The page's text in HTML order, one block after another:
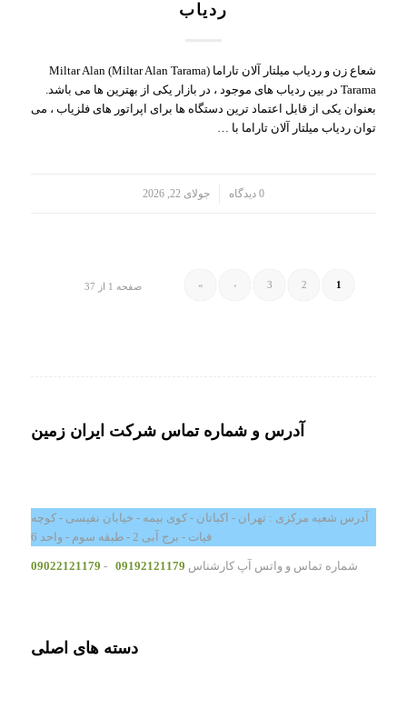
ردیاب
شعاع زن و ردیاب میلتار آلان تاراما (Miltar Alan Tarama) Miltar Alan
Tarama در بین ردیاب های موجود ، در بازار یکی از بهترین ها می باشد.
بعنوان یکی از قابل اعتماد ترین دستگاه ها برای اپراتور های فلزیاب ، می
توان ردیاب میلتار آلان تاراما با …
0 دیدگاه جولای 22, 2026
صفحه 1 از 37 1
2
3
›
»
آدرس و شماره تماس شرکت ایران زمین
آدرس شعبه مرکزی : تهران - اکباتان - کوی بیمه - خیابان نفیسی - کوچه
فیات - برج آبی 2 - طبقه سوم - واحد 6
شماره تماس و واتس آپ کارشناس 09192121179
-
09022121179
دسته های اصلی